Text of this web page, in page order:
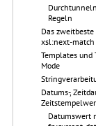
Regeln
Das
xsl:next-match
Templates und
Mode
Datums-,
Datumswert